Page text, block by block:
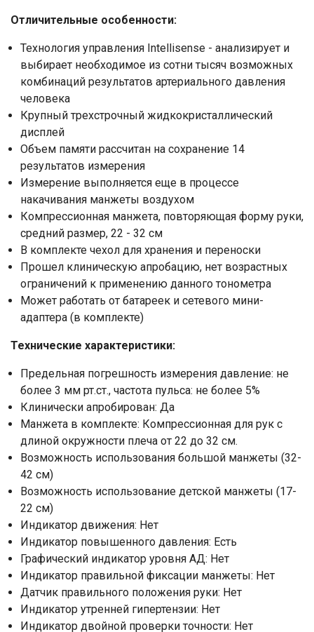
Отличительные особенности:
Технология управления Intellisense - анализирует и
выбирает необходимое из сотни тысяч возможных
комбинаций результатов артериального давления
человека
Крупный трехстрочный жидкокристаллический
дисплей
Объем памяти рассчитан на сохранение 14
результатов измерения
Измерение выполняется еще в процессе
накачивания манжеты воздухом
Компрессионная манжета, повторяющая форму руки,
средний размер, 22 - 32 см
В комплекте чехол для хранения и переноски
Прошел клиническую апробацию, нет возрастных
ограничений к применению данного тонометра
Может работать от батареек и сетевого мини-
адаптера (в комплекте)
Технические характеристики:
Предельная погрешность измерения давление: не
более 3 мм рт.ст., частота пульса: не более 5%
Клинически апробирован: Да
Манжета в комплекте: Компрессионная для рук с
длиной окружности плеча от 22 до 32 см.
Возможность использования большой манжеты (32-
42 см)
Возможность использование детской манжеты (17-
22 см)
Индикатор движения: Нет
Индикатор повышенного давления: Есть
Графический индикатор уровня АД: Нет
Индикатор правильной фиксации манжеты: Нет
Датчик правильного положения руки: Нет
Индикатор утренней гипертензии: Нет
Индикатор двойной проверки точности: Нет